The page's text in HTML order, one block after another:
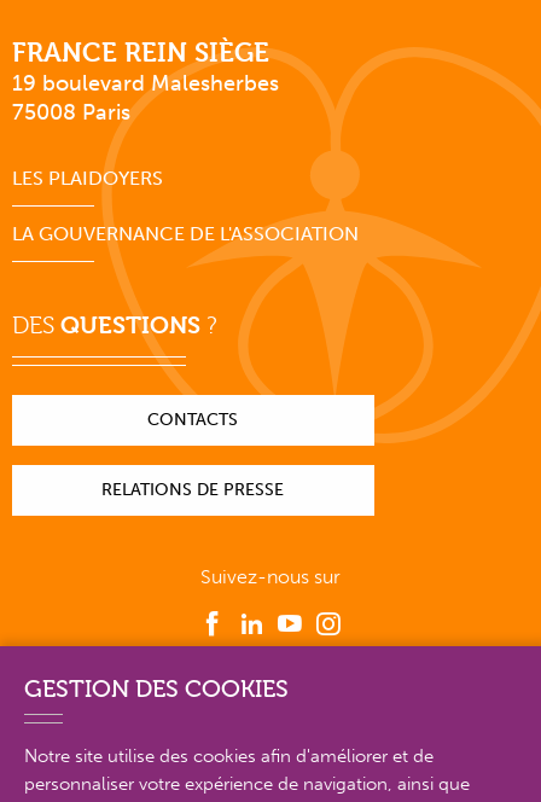
FRANCE REIN SIÈGE
19 boulevard Malesherbes
75008 Paris
LES PLAIDOYERS
LA GOUVERNANCE DE L'ASSOCIATION
DES QUESTIONS ?
CONTACTS
RELATIONS DE PRESSE
Suivez-nous sur
PLAN DU SITE EN DÉTAIL
GESTION DES COOKIES
Notre site utilise des cookies afin d'améliorer et de
personnaliser votre expérience de navigation, ainsi que